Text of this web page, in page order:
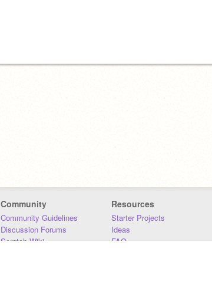
Community
Community Guidelines
Discussion Forums
Scratch Wiki
Resources
Starter Projects
Ideas
FAQ